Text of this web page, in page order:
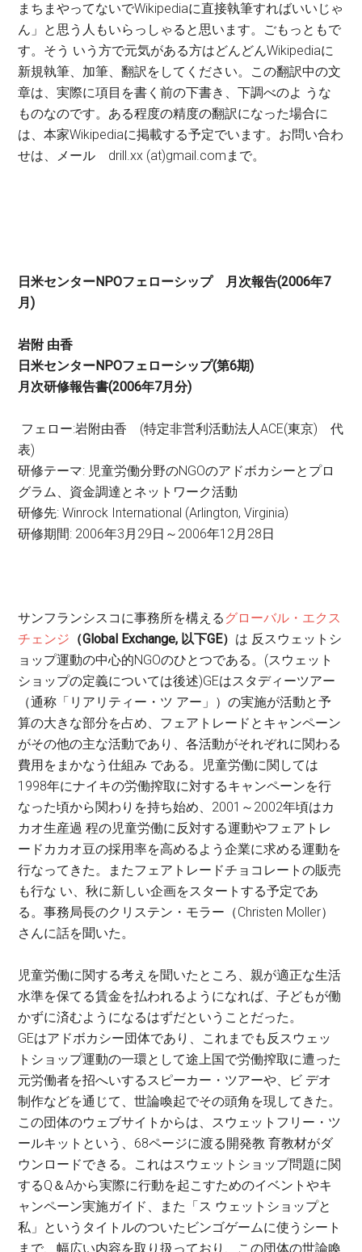
まちまやってないでWikipediaに直接執筆すればいいじゃ
ん」と思う人もいらっしゃると思います。ごもっともで
す。そう いう方で元気がある方はどんどんWikipediaに
新規執筆、加筆、翻訳をしてください。この翻訳中の文
章は、実際に項目を書く前の下書き、下調べのよ うな
ものなのです。ある程度の精度の翻訳になった場合に
は、本家Wikipediaに掲載する予定でいます。お問い合わ
せは、メール drill.xx (at)gmail.comまで。
日米センターNPOフェローシップ 月次報告(2006年7
月)
岩附 由香
日米センターNPOフェローシップ(第6期)
月次研修報告書(2006年7月分)
フェロー:岩附由香 (特定非営利活動法人ACE(東京) 代
表)
研修テーマ: 児童労働分野のNGOのアドボカシーとプロ
グラム、資金調達とネットワーク活動
研修先: Winrock International (Arlington, Virginia)
研修期間: 2006年3月29日～2006年12月28日
サンフランシスコに事務所を構える グローバル・エクス
チェンジ （Global Exchange, 以下GE） は 反スウェットシ
ョップ運動の中心的NGOのひとつである。(スウェット
ショップの定義については後述)GEはスタディーツアー
（通称「リアリティー・ツ アー」）の実施が活動と予
算の大きな部分を占め、フェアトレードとキャンペーン
がその他の主な活動であり、各活動がそれぞれに関わる
費用をまかなう仕組み である。児童労働に関しては
1998年にナイキの労働搾取に対するキャンペーンを行
なった頃から関わりを持ち始め、2001～2002年頃はカ
カオ生産過 程の児童労働に反対する運動やフェアトレ
ードカカオ豆の採用率を高めるよう企業に求める運動を
行なってきた。またフェアトレードチョコレートの販売
も行な い、秋に新しい企画をスタートする予定であ
る。事務局長のクリステン・モラー（Christen Moller）
さんに話を聞いた。
児童労働に関する考えを聞いたところ、親が適正な生活
水準を保てる賃金を払われるようになれば、子どもが働
かずに済むようになるはずだということだった。
GEはアドボカシー団体であり、これまでも反スウェッ
トショップ運動の一環として途上国で労働搾取に遭った
元労働者を招へいするスピーカー・ツアーや、ビ デオ
制作などを通じて、世論喚起でその頭角を現してきた。
この団体のウェブサイトからは、スウェットフリー・ツ
ールキットという、68ページに渡る開発教 育教材がダ
ウンロードできる。これはスウェットショップ問題に関
するQ＆Aから実際に行動を起こすためのイベントやキ
ャンペーン実施ガイド、また「ス ウェットショップと
私」というタイトルのついたビンゴゲームに使うシート
まで、幅広い内容を取り扱っており、この団体の世論喚